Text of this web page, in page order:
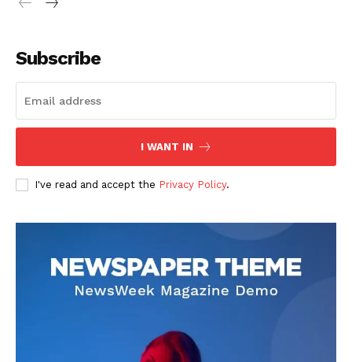
DOWNLOAD NOW
AIN NEWS 1
Subscribe
I WANT IN
I've read and accept the Privacy Policy.